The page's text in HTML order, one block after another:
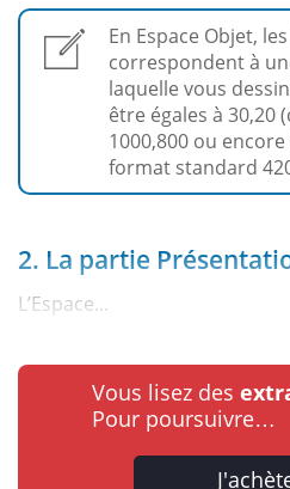
En Espace Objet,
correspondent à
laquelle vous
être égales à 30,20
1000,800 ou encore
format standard
2. La partie
L’Espace...
Vous lisez des
Pour poursuivre…